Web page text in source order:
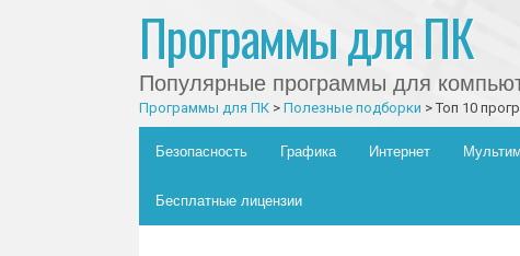
Программы для ПК
Популярные программы для
Программы для ПК> Полезные подборки > Топ 10
Главное меню
Skip to content
Безопасность Графика Интернет
Бесплатные лицензии